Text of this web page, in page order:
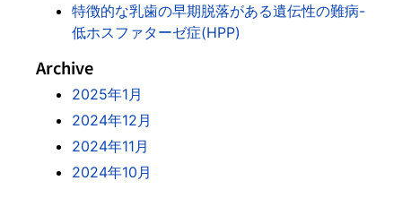
特徴的な乳歯の早期脱落がある遺伝性の難病-
低ホスファターゼ症(HPP)
Archive
2025年1月
2024年12月
2024年11月
2024年10月